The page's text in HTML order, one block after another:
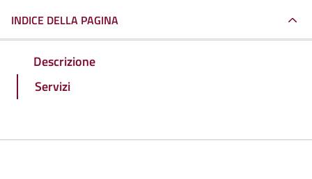
INDICE DELLA PAGINA
Descrizione
Servizi